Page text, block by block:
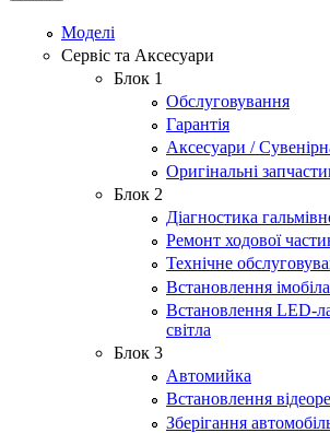
Моделі
Сервіс та Аксесуари
Блок 1
Обслуговування
Гарантія
Аксесуари /
Оригінальні
Блок 2
Діагностика
Ремонт ходової
Технічне
Встановлення
Встановлення LED-
світла
Блок 3
Автомийка
Встановлення
Зберігання